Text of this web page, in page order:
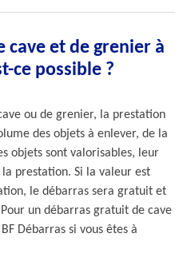
cave et de grenier à
ce possible ?
ou de grenier, la prestation
des objets à enlever, de la
objets sont valorisables, leur
prestation. Si la valeur est
le débarras sera gratuit et
un débarras gratuit de cave
Débarras si vous êtes à